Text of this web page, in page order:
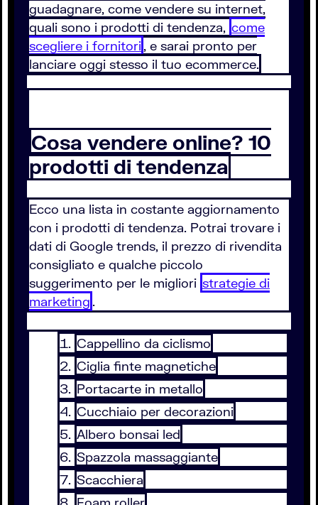
guadagnare, come vendere su internet,
quali sono i prodotti di tendenza, come
scegliere i fornitori, e sarai pronto per
lanciare oggi stesso il tuo ecommerce.
Cosa vendere online? 10
prodotti di tendenza
Ecco una lista in costante aggiornamento
con i prodotti di tendenza. Potrai trovare i
dati di Google trends, il prezzo di rivendita
consigliato e qualche piccolo
suggerimento per le migliori strategie di
marketing .
Cappellino da ciclismo
Ciglia finte magnetiche
Portacarte in metallo
Cucchiaio per decorazioni
Albero bonsai led
Spazzola massaggiante
Scacchiera